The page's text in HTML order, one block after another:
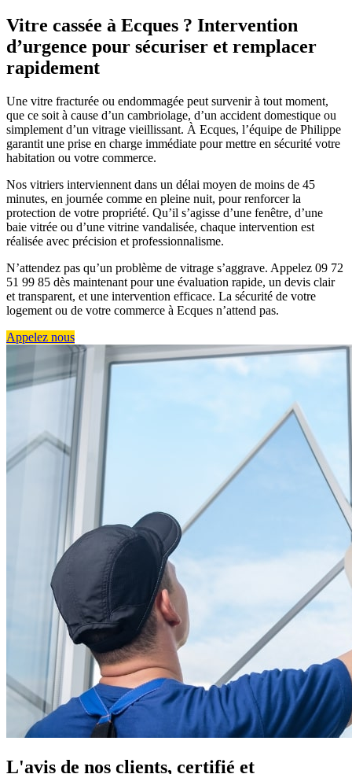
Vitre cassée à Ecques ? Intervention
d’urgence pour sécuriser et remplacer
rapidement
Une vitre fracturée ou endommagée peut survenir à tout moment,
que ce soit à cause d’un cambriolage, d’un accident domestique ou
simplement d’un vitrage vieillissant. À Ecques, l’équipe de Philippe
garantit une prise en charge immédiate pour mettre en sécurité votre
habitation ou votre commerce.
Nos vitriers interviennent dans un délai moyen de moins de 45
minutes, en journée comme en pleine nuit, pour renforcer la
protection de votre propriété. Qu’il s’agisse d’une fenêtre, d’une
baie vitrée ou d’une vitrine vandalisée, chaque intervention est
réalisée avec précision et professionnalisme.
N’attendez pas qu’un problème de vitrage s’aggrave. Appelez 09 72
51 99 85 dès maintenant pour une évaluation rapide, un devis clair
et transparent, et une intervention efficace. La sécurité de votre
logement ou de votre commerce à Ecques n’attend pas.
Appelez nous
L'avis de nos clients, certifié et